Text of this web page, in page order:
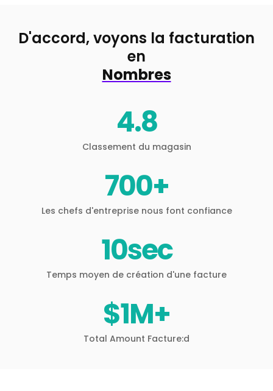
D'accord, voyons la facturation
en
Nombres
4.8
Classement du magasin
700+
Les chefs d'entreprise nous font confiance
10sec
Temps moyen de création d'une facture
$1M+
Total Amount Facture:d